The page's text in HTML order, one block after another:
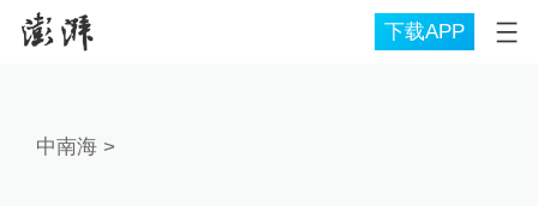
下载APP
中南海>